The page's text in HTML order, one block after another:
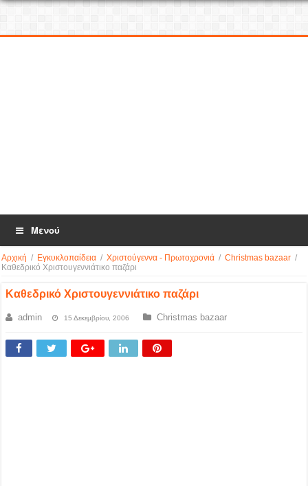
Μενού
Αρχική / Εγκυκλοπαίδεια / Χριστούγεννα - Πρωτοχρονιά / Christmas bazaar /
Kαθεδρικό Χριστουγεννιάτικο παζάρι
Kαθεδρικό Χριστουγεννιάτικο παζάρι
admin 15 Δεκεμβρίου, 2006 Christmas bazaar